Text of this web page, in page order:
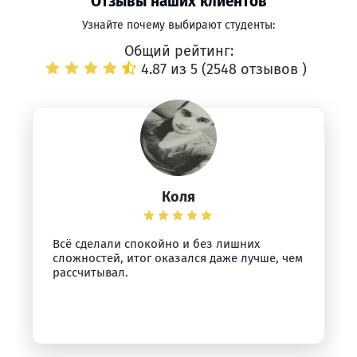
Узнайте почему выбирают студенты:
Общий рейтинг:
4.87 из 5 (2548 отзывов )
Коля
Всё сделали спокойно и без лишних
сложностей, итог оказался даже лучше, чем
рассчитывал.